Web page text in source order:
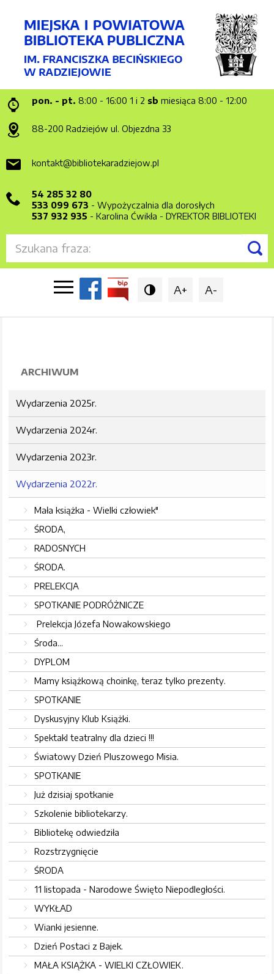
pon. - pt. 8:00 - 16:00 1 i 2 sb miesiąca 8:00 - 12:00
88-200 Radziejów ul. Objezdna 33
kontakt@bibliotekaradziejow.pl
54 285 32 80
533 099 673 - Wypożyczalnia dla dorosłych
537 932 935 - Karolina Ćwikła - DYREKTOR BIBLIOTEKI

 A+ A-
ARCHIWUM
Wydarzenia 2025r.
Wydarzenia 2024r.
Wydarzenia 2023r.
Wydarzenia 2022r.
Mała książka - Wielki człowiek"
ŚRODA,
RADOSNYCH
ŚRODA.
PRELEKCJA
SPOTKANIE PODRÓŻNICZE
Prelekcja Józefa Nowakowskiego
Środa...
DYPLOM
Mamy książkową choinkę, teraz tylko prezenty.
SPOTKANIE
Dyskusyjny Klub Książki.
Spektakl teatralny dla dzieci !!!
Światowy Dzień Pluszowego Misia.
SPOTKANIE
Już dzisiaj spotkanie
Szkolenie bibliotekarzy.
Bibliotekę odwiedziła
Rozstrzygnięcie
ŚRODA
11 listopada - Narodowe Święto Niepodległości.
WYKŁAD
Wianki jesienne.
Dzień Postaci z Bajek.
MAŁA KSIĄŻKA - WIELKI CZŁOWIEK.